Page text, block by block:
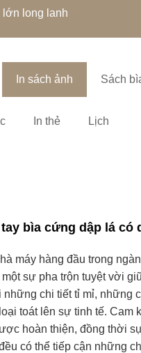
lớn long lanh
In sách ảnh Sách
In thẻ Lịch
bìa cứng dập lá có
máy hàng đầu trong
một sự pha trộn tuyệt vời
chi tiết tỉ mỉ, những
toát lên sự tinh tế. Cam
hoàn thiện, đồng thời
có thể tiếp cận những